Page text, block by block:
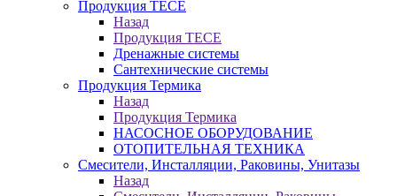
Продукция TECE
Назад
Продукция TECE
Дренажные системы
Сантехнические системы
Продукция Термика
Назад
Продукция Термика
НАСОСНОЕ ОБОРУДОВАНИЕ
ОТОПИТЕЛЬНАЯ ТЕХНИКА
Смесители, Инсталляции, Раковины, Унитазы
Назад